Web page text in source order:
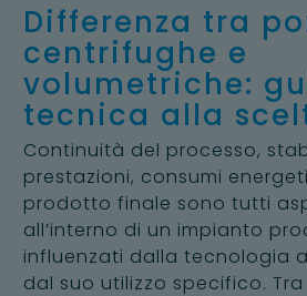
Differenza tra
centrifughe e
volumetriche:
tecnica alla
Continuità del processo,
prestazioni, consumi
prodotto finale sono tutti
all’interno di un impianto
influenzati dalla tecnologia
dal suo utilizzo specifico.